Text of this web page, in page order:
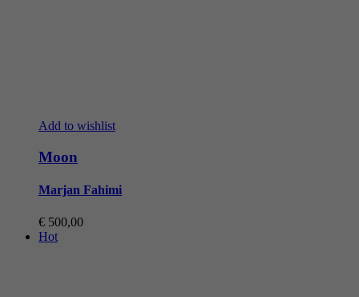
Add to wishlist
Moon
Marjan Fahimi
€ 500,00
Hot